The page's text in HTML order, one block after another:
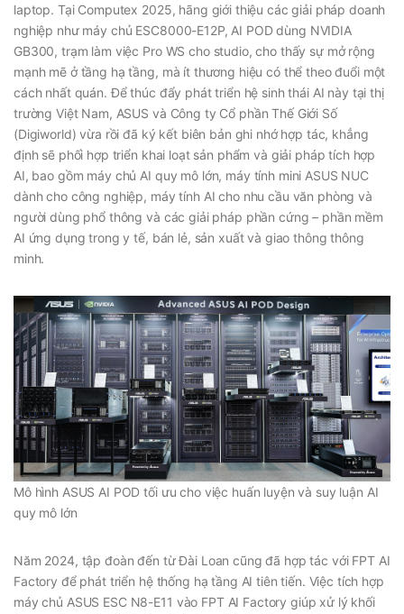
laptop. Tại Computex 2025, hãng giới thiệu các giải pháp doanh
nghiệp như máy chủ ESC8000-E12P, AI POD dùng NVIDIA
GB300, trạm làm việc Pro WS cho studio, cho thấy sự mở rộng
mạnh mẽ ở tầng hạ tầng, mà ít thương hiệu có thể theo đuổi một
cách nhất quán. Để thúc đẩy phát triển hệ sinh thái AI này tại thị
trường Việt Nam, ASUS và Công ty Cổ phần Thế Giới Số
(Digiworld) vừa rồi đã ký kết biên bản ghi nhớ hợp tác, khẳng
định sẽ phối hợp triển khai loạt sản phẩm và giải pháp tích hợp
AI, bao gồm máy chủ AI quy mô lớn, máy tính mini ASUS NUC
dành cho công nghiệp, máy tính AI cho nhu cầu văn phòng và
người dùng phổ thông và các giải pháp phần cứng – phần mềm
AI ứng dụng trong y tế, bán lẻ, sản xuất và giao thông thông
minh.
Mô hình ASUS AI POD tối ưu cho việc huấn luyện và suy luận AI
quy mô lớn
Năm 2024, tập đoàn đến từ Đài Loan cũng đã hợp tác với FPT AI
Factory để phát triển hệ thống hạ tầng AI tiên tiến. Việc tích hợp
máy chủ ASUS ESC N8-E11 vào FPT AI Factory giúp xử lý khối